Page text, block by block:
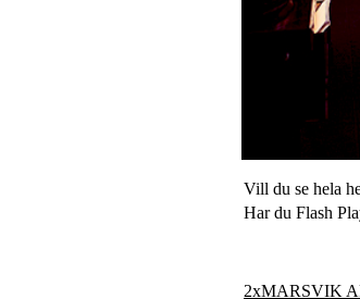
Vill du se hela
Har du Flash
2xMARSVIK